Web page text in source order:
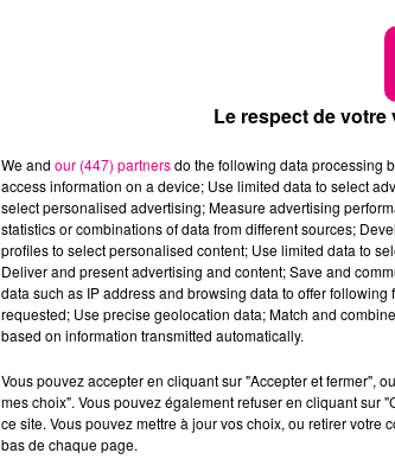
Le respect de
We and our (447) partnersdo the following data processing
access information on a device; Use limited data to select
select personalised advertising; Measure advertising
statistics or combinations of data from different sources;
profiles to select personalised content; Use limited data to
Deliver and present advertising and content; Save and
data such as IP address and browsing data to offer
requested; Use precise geolocation data; Match and
based on information transmitted automatically.
Vous pouvez accepter en cliquant sur "Accepter et fermer",
mes choix". Vous pouvez également refuser en cliquant sur
ce site. Vous pouvez mettre à jour vos choix, ou retirer
bas de chaque page.